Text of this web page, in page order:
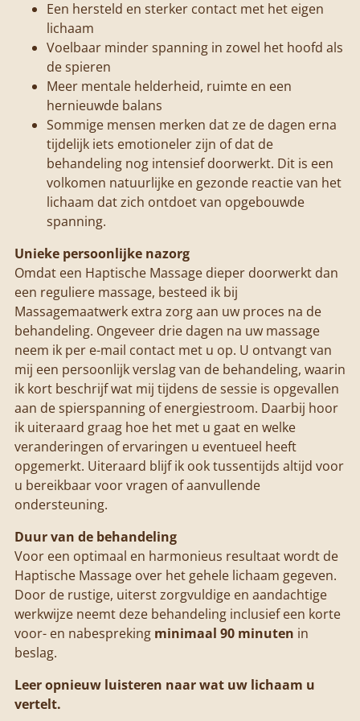
Een hersteld en sterker contact met het eigen
lichaam
Voelbaar minder spanning in zowel het hoofd als
de spieren
Meer mentale helderheid, ruimte en een
hernieuwde balans
Sommige mensen merken dat ze de dagen erna
tijdelijk iets emotioneler zijn of dat de
behandeling nog intensief doorwerkt. Dit is een
volkomen natuurlijke en gezonde reactie van het
lichaam dat zich ontdoet van opgebouwde
spanning.
Unieke persoonlijke nazorg
Omdat een Haptische Massage dieper doorwerkt dan
een reguliere massage, besteed ik bij
Massagemaatwerk extra zorg aan uw proces na de
behandeling. Ongeveer drie dagen na uw massage
neem ik per e-mail contact met u op. U ontvangt van
mij een persoonlijk verslag van de behandeling, waarin
ik kort beschrijf wat mij tijdens de sessie is opgevallen
aan de spierspanning of energiestroom. Daarbij hoor
ik uiteraard graag hoe het met u gaat en welke
veranderingen of ervaringen u eventueel heeft
opgemerkt. Uiteraard blijf ik ook tussentijds altijd voor
u bereikbaar voor vragen of aanvullende
ondersteuning.
Duur van de behandeling
Voor een optimaal en harmonieus resultaat wordt de
Haptische Massage over het gehele lichaam gegeven.
Door de rustige, uiterst zorgvuldige en aandachtige
werkwijze neemt deze behandeling inclusief een korte
voor- en nabespreking minimaal 90 minuten in
beslag.
Leer opnieuw luisteren naar wat uw lichaam u
vertelt.